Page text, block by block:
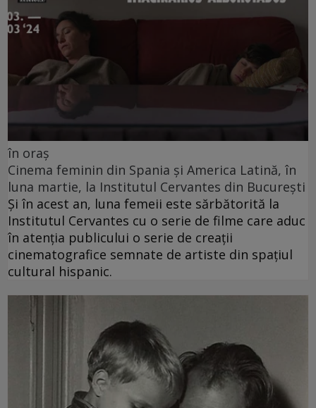
în oraș
Cinema feminin din Spania și America Latină, în
luna martie, la Institutul Cervantes din București
Și în acest an, luna femeii este sărbătorită la
Institutul Cervantes cu o serie de filme care aduc
în atenția publicului o serie de creații
cinematografice semnate de artiste din spațiul
cultural hispanic.